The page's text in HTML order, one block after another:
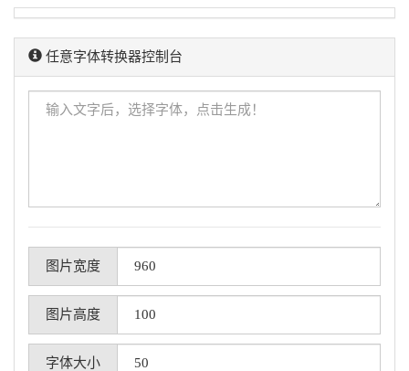
任意字体转换器控制台
图片宽度
图片高度
字体大小